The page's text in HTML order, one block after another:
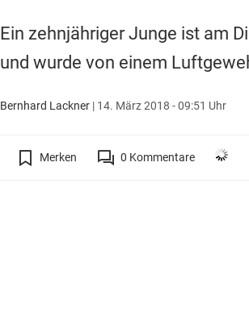
Ein zehnjähriger Junge ist am
und wurde von einem
Bernhard Lackner | 14. März 2018 - 09:51 Uhr
Merken 0 Kommentare